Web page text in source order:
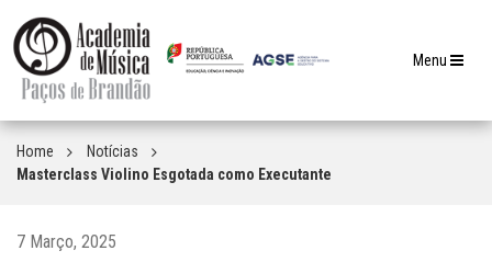
Toggle
Menu
Home
Notícias
Masterclass Violino Esgotada como Executante
7 Março, 2025